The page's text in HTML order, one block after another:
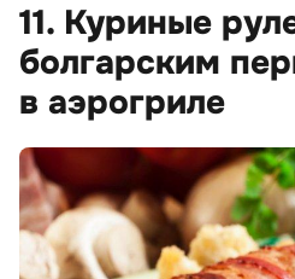
11. Куриные
болгарским
в аэрогриле